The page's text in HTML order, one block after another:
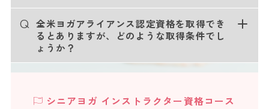
Q 全米ヨガアライアンス認定資格を取得でき
るとありますが、どのような取得条件でし
ょうか？
シニアヨガ インストラクター資格コース